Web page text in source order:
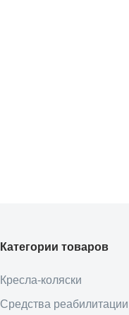
Категории товаров
Кресла-коляски
Средства реабилитации